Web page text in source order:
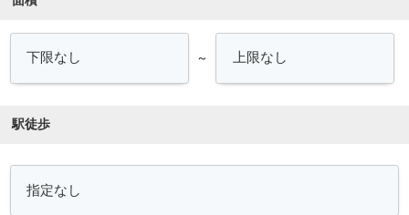
～
駅徒歩